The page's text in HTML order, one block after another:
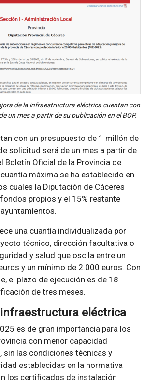
de la infraestructura eléctrica cuentan con
un mes a partir de su publicación en el BOP.
con un presupuesto de 1 millón de
solicitud será de un mes a partir de
Boletín Oficial de la Provincia de
máxima se ha establecido en
cuales la Diputación de Cáceres
propios y el 15% restante
una cuantía individualizada por
técnico, dirección facultativa o
y salud que oscila entre un
y un mínimo de 2.000 euros. Con
el plazo de ejecución es de 18
de tres meses.
eléctrica
es de gran importancia para los
con menor capacidad
sin las condiciones técnicas y
establecidas en la normativa
los certificados de instalación